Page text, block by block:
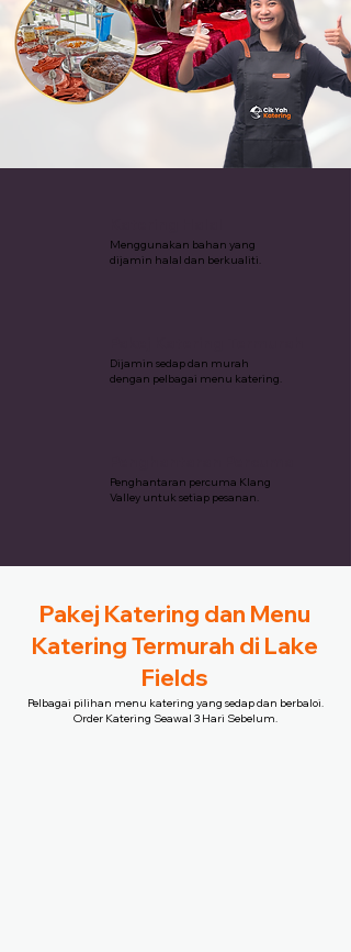
Menggunakan bahan yang
dijamin halal dan berkualiti.
Dijamin sedap dan murah
dengan pelbagai menu katering.
Penghantaran percuma Klang
Valley untuk setiap pesanan.
Pakej Katering dan Menu
Katering Termurah di Lake
Fields
Pelbagai pilihan menu katering yang sedap dan berbaloi.
Order Katering Seawal 3 Hari Sebelum.